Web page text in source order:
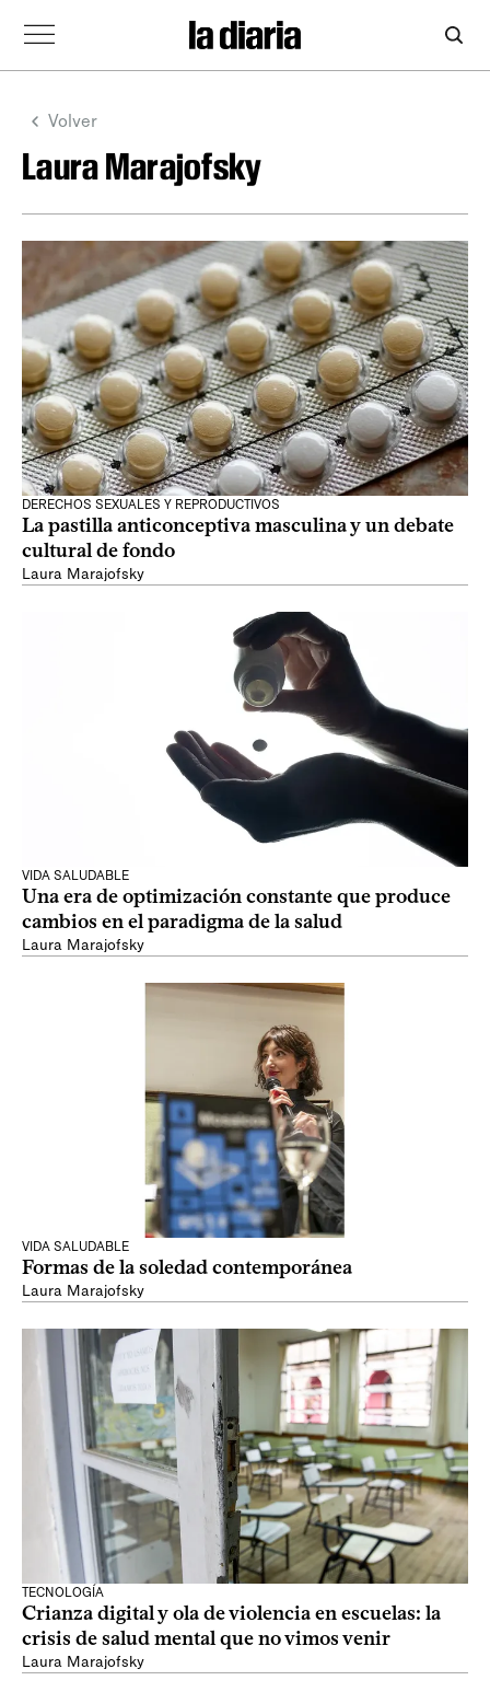
Volver
Laura Marajofsky
DERECHOS SEXUALES Y REPRODUCTIVOS
La pastilla anticonceptiva masculina y un debate
cultural de fondo
Laura Marajofsky
VIDA SALUDABLE
Una era de optimización constante que produce
cambios en el paradigma de la salud
Laura Marajofsky
VIDA SALUDABLE
Formas de la soledad contemporánea
Laura Marajofsky
TECNOLOGÍA
Crianza digital y ola de violencia en escuelas: la
crisis de salud mental que no vimos venir
Laura Marajofsky